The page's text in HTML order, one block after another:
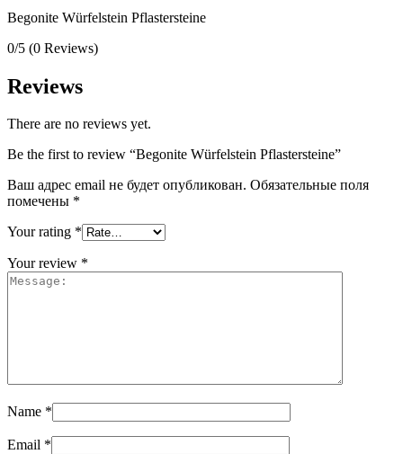
Begonite Würfelstein Pflastersteine
0/5 (0 Reviews)
Reviews
There are no reviews yet.
Be the first to review “Begonite Würfelstein Pflastersteine”
Ваш адрес email не будет опубликован. Обязательные поля
помечены *
Your rating *
Your review *
Name *
Email *